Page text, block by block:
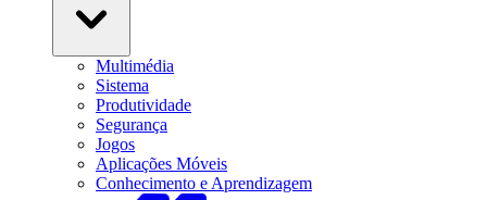
Multimédia
Sistema
Produtividade
Segurança
Jogos
Aplicações Móveis
Conhecimento e Aprendizagem